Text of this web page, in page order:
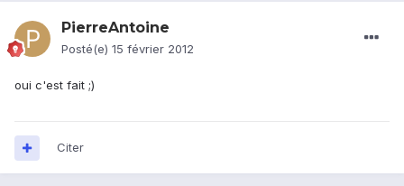
PierreAntoine
Posté(e) 15 février 2012
oui c'est fait ;)
Citer